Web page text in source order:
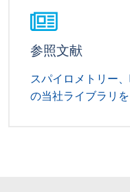
参照文献
スパイロメトリー
の当社ライブラリを